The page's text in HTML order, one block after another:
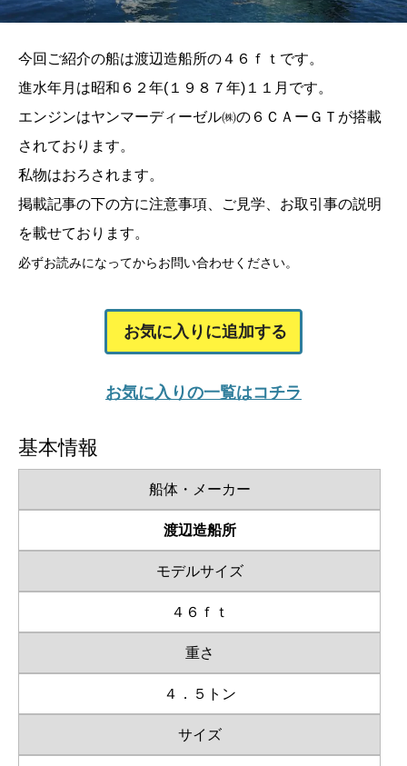
今回ご紹介の船は渡辺造船所の４６ｆｔです。
進水年月は昭和６２年(１９８７年)１１月です。
エンジンはヤンマーディーゼル㈱の６ＣＡーＧＴが搭載
されております。
私物はおろされます。
掲載記事の下の方に注意事項、ご見学、お取引事の説明
を載せております。
必ずお読みになってからお問い合わせください。
お気に入りに追加する
お気に入りの一覧はコチラ
基本情報
船体・メーカー
渡辺造船所
モデルサイズ
４６ｆｔ
重さ
４．５トン
サイズ